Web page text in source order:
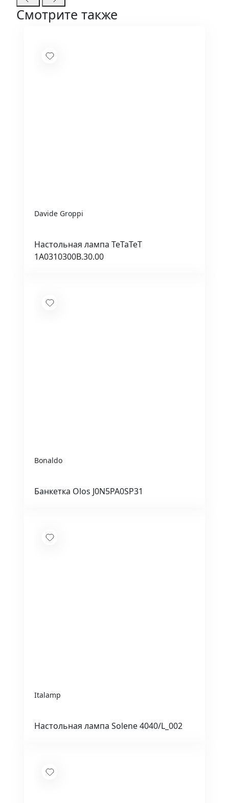
Смотрите также
Davide Groppi
Настольная лампа TeTaTeT
1A0310300B.30.00
Bonaldo
Банкетка Olos J0N5PA0SP31
Italamp
Настольная лампа Solene 4040/L_002